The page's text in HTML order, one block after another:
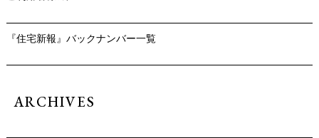
『住宅新報』バックナンバー一覧
ARCHIVES